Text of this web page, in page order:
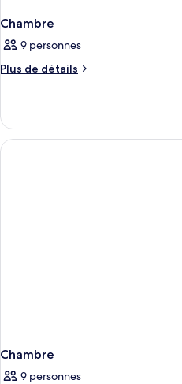
Chambre
9 personnes
Plus de détails
Plus
le
type
de
Chambre
9 personnes